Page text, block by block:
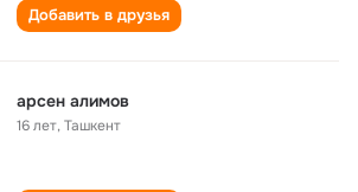
Добавить в друзья
арсен алимов
16 лет,Ташкент